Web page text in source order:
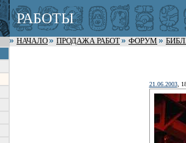
РАБОТЫ
НАЧАЛО ПРОДАЖА РАБОТ ФОРУМ
21.06.2003,